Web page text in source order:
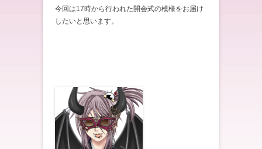
今回は17時から行われた開会式の模様をお届け
したいと思います。